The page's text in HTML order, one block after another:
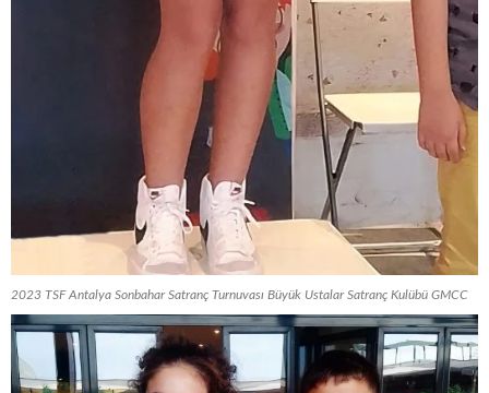
2023 TSF Antalya Sonbahar Satranç Turnuvası Büyük Ustalar Satranç Kulübü GMCC